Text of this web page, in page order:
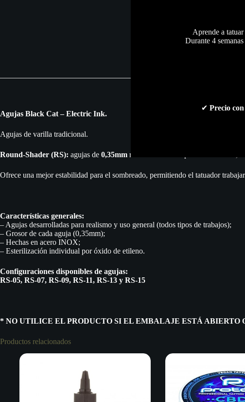
Agujas Black Cat – Electric Ink.
Agujas de varilla tradicional.
Round-Shader (RS): agujas de 0,35mm redondas abiertas para sombreados,
Ofrece una mejor estabilidad para el sombreado, permitiendo el tatuador
Características generales:
– Agujas desarrolladas para realismo y uso general (todos tipos de trabajos);
– Grosor de cada aguja (0,35mm);
– Hechas en acero INOX;
– Esterilización individual por óxido de etileno.
Configuraciones disponibles de agujas:
RS-05, RS-07, RS-09, RS-11, RS-13 y RS-15
* NO UTILICE EL PRODUCTO SI EL EMBALAJE ESTÁ ABIERTO
Productos relacionados
Aprende a
Durante 4
✔ Precio